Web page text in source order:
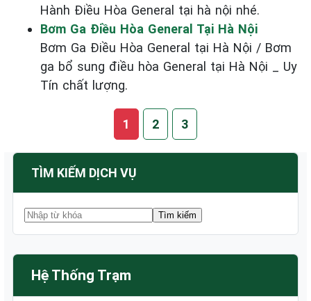
Hành Điều Hòa General tại hà nội nhé.
Bơm Ga Điều Hòa General Tại Hà Nội
Bơm Ga Điều Hòa General tại Hà Nội / Bơm
ga bổ sung điều hòa General tại Hà Nội _ Uy
Tín chất lượng.
1 2 3
TÌM KIẾM DỊCH VỤ
Hệ Thống Trạm